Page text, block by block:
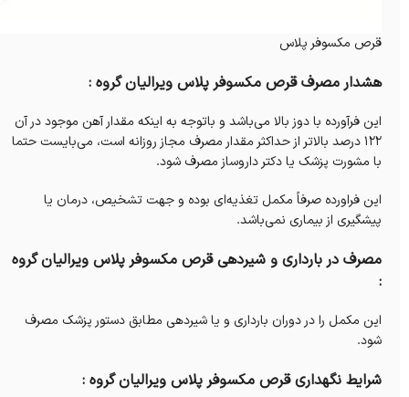
قرص مکسوفر پلاس
هشدار مصرف قرص مکسوفر پلاس ویرالیان گروه :
این فرآورده با دوز بالا می‌باشد و باتوجه به اینکه مقدار آهن موجود در آن
۱۲۲ درصد بالاتر از حداکثر مقدار مصرف مجاز روزانه است، می‌بایست حتما
با مشورت پزشک یا دکتر داروساز مصرف شود.
این فراورده صرفاً مکمل تغذیه‌ای بوده و جهت تشخیص، درمان یا
پیشگیری از بیماری نمی‌باشد.
مصرف در بارداری و شیردهی قرص مکسوفر پلاس ویرالیان گروه
:
این مکمل را در دوران بارداری و یا شیردهی مطابق دستور پزشک مصرف
شود.
شرایط نگهداری قرص مکسوفر پلاس ویرالیان گروه :